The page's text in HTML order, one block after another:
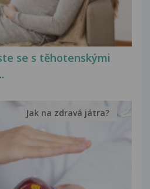
se s těhotenskými
Jak na zdravá játra?